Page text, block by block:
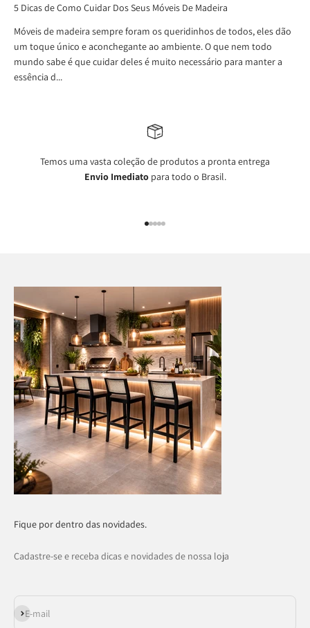
5 Dicas de Como Cuidar Dos Seus Móveis De Madeira
Móveis de madeira sempre foram os queridinhos de todos, eles dão
um toque único e aconchegante ao ambiente. O que nem todo
mundo sabe é que cuidar deles é muito necessário para manter a
essência d...
Temos uma vasta coleção de produtos a pronta entrega
Envio Imediatopara todo o Brasil.
Fique por dentro das novidades.
Cadastre-se e receba dicas e novidades de nossa loja
E-mail
Assinar